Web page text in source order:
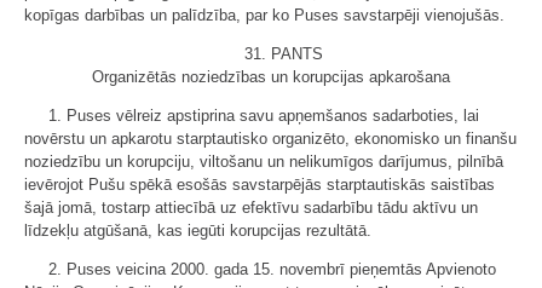
kopīgas darbības un palīdzība, par ko Puses savstarpēji vienojušās.
31. PANTS
Organizētās noziedzības un korupcijas apkarošana
1. Puses vēlreiz apstiprina savu apņemšanos sadarboties, lai
novērstu un apkarotu starptautisko organizēto, ekonomisko un finanšu
noziedzību un korupciju, viltošanu un nelikumīgos darījumus, pilnībā
ievērojot Pušu spēkā esošās savstarpējās starptautiskās saistības
šajā jomā, tostarp attiecībā uz efektīvu sadarbību tādu aktīvu un
līdzekļu atgūšanā, kas iegūti korupcijas rezultātā.
2. Puses veicina 2000. gada 15. novembrī pieņemtās Apvienoto